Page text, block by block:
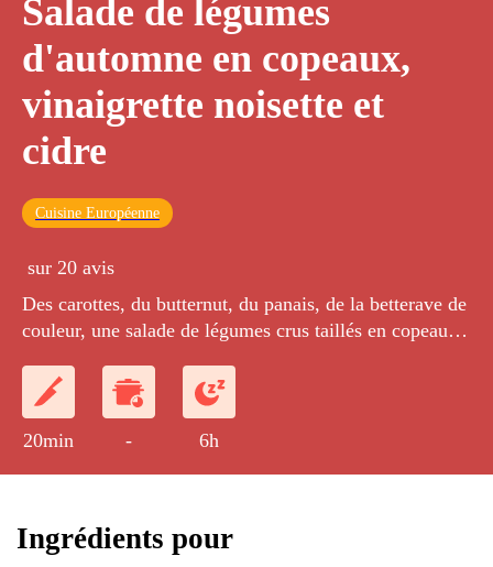
Salade de légumes
d'automne en copeaux,
vinaigrette noisette et
cidre
Cuisine Européenne
sur 20 avis
Des carottes, du butternut, du panais, de la betterave de
couleur, une salade de légumes crus taillés en copeaux
parfumée au thym et au vinaigre de cidre.
20min - 6h
Ingrédients pour